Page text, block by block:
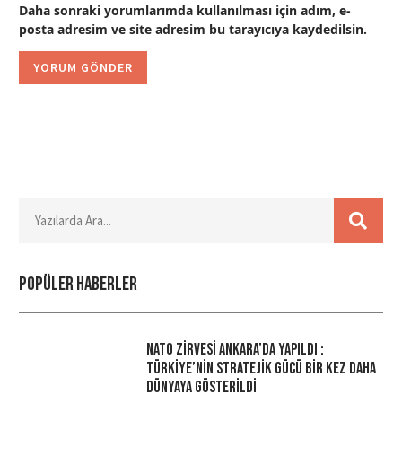
Daha sonraki yorumlarımda kullanılması için adım, e-
posta adresim ve site adresim bu tarayıcıya kaydedilsin.
Popüler haberler
NATO Zirvesi Ankara’da Yapıldı :
Türkiye’nin Stratejik Gücü Bir Kez Daha
Dünyaya Gösterildi